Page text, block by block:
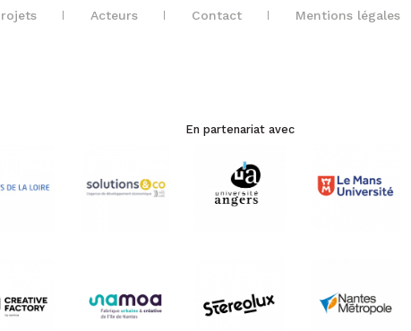
Acteurs Contact Mentions légales
En partenariat avec